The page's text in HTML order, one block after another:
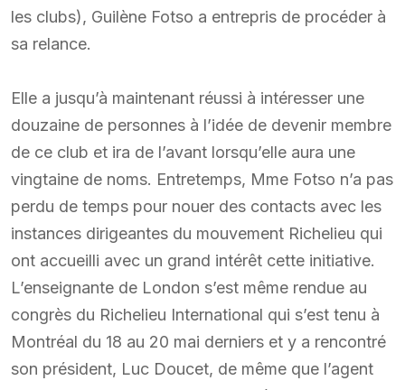
les clubs), Guilène Fotso a entrepris de procéder à
sa relance.
Elle a jusqu’à maintenant réussi à intéresser une
douzaine de personnes à l’idée de devenir membre
de ce club et ira de l’avant lorsqu’elle aura une
vingtaine de noms. Entretemps, Mme Fotso n’a pas
perdu de temps pour nouer des contacts avec les
instances dirigeantes du mouvement Richelieu qui
ont accueilli avec un grand intérêt cette initiative.
L’enseignante de London s’est même rendue au
congrès du Richelieu International qui s’est tenu à
Montréal du 18 au 20 mai derniers et y a rencontré
son président, Luc Doucet, de même que l’agent